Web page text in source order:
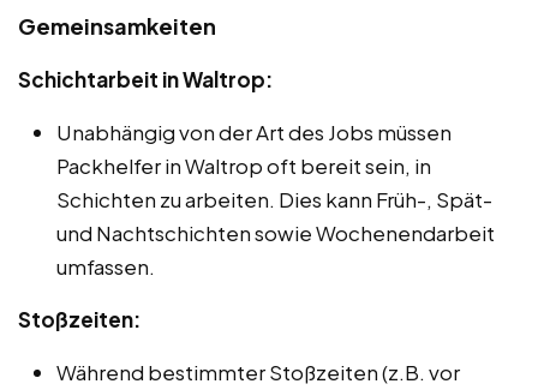
Gemeinsamkeiten
Schichtarbeit in Waltrop:
Unabhängig von der Art des Jobs müssen
Packhelfer in Waltrop oft bereit sein, in
Schichten zu arbeiten. Dies kann Früh-, Spät-
und Nachtschichten sowie Wochenendarbeit
umfassen.
Stoßzeiten:
Während bestimmter Stoßzeiten (z.B. vor